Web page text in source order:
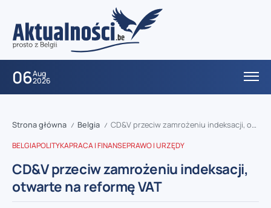
06Aug
2026
Strona główna / Belgia / CD&V przeciw zamrożeniu indeksacji, otwarte na reformę VAT
BELGIAPOLITYKAPRACA I FINANSEPRAWO I URZĘDY
CD&V przeciw zamrożeniu indeksacji,
otwarte na reformę VAT